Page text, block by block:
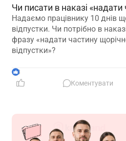
Чи писати в наказі «надати
Надаємо працівнику 10 днів
відпустки. Чи потрібно в
фразу «надати частину
відпустки»?
3
Коментувати